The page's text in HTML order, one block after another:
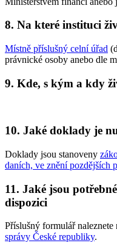
8. Na které instituci
Místně příslušný celní úřad
právnické osoby anebo dle
9. Kde, s kým a kdy
10. Jaké doklady je
Doklady jsou stanoveny
daních, ve znění pozdějších
11. Jaké jsou
dispozici
Příslušný formulář naleznete
správy České republiky.